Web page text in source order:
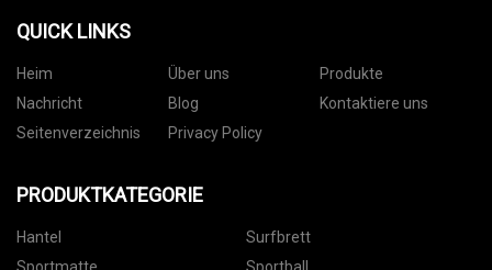
QUICK LINKS
Heim Über uns
Produkte
Nachricht
Blog
Kontaktiere uns
Seitenverzeichnis
Privacy Policy
PRODUKTKATEGORIE
Hantel
Surfbrett